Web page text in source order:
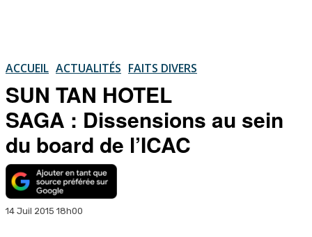
ACCUEIL ACTUALITÉS FAITS DIVERS
SUN TAN HOTEL
SAGA : Dissensions au sein
du board de l’ICAC
14 Juil 2015 18h00